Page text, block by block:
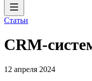
Статьи
CRM-
12 апреля 2024